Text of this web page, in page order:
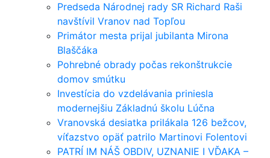
Predseda Národnej rady SR Richard Raši
navštívil Vranov nad Topľou
Primátor mesta prijal jubilanta Mirona
Blaščáka
Pohrebné obrady počas rekonštrukcie
domov smútku
Investícia do vzdelávania priniesla
modernejšiu Základnú školu Lúčna
Vranovská desiatka prilákala 126 bežcov,
víťazstvo opäť patrilo Martinovi Folentovi
PATRÍ IM NÁŠ OBDIV, UZNANIE I VĎAKA –